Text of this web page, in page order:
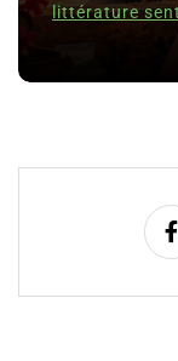
littérature